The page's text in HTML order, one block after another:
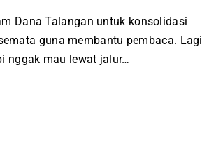
Dana Talangan untuk konsolidasi
guna membantu pembaca. Lagi
nggak mau lewat jalur…